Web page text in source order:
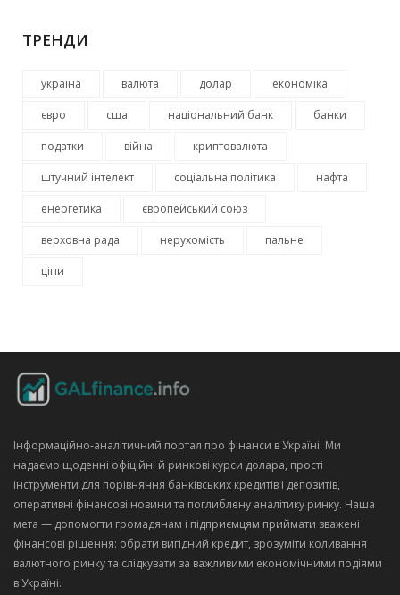
ТРЕНДИ
україна валюта долар економіка
євро сша національний банк банки
податки війна криптовалюта
штучний інтелект соціальна політика нафта
енергетика європейський союз
верховна рада нерухомість пальне
ціни
Інформаційно‑аналітичний портал про фінанси в Україні. Ми
надаємо щоденні офіційні й ринкові курси долара, прості
інструменти для порівняння банківських кредитів і депозитів,
оперативні фінансові новини та поглиблену аналітику ринку. Наша
мета — допомогти громадянам і підприємцям приймати зважені
фінансові рішення: обрати вигідний кредит, зрозуміти коливання
валютного ринку та слідкувати за важливими економічними подіями
в Україні.